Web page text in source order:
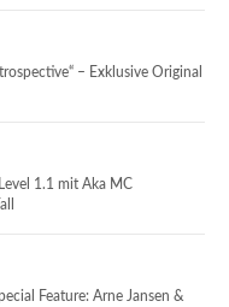
– Exklusive Original
1.1 mit Aka MC
Feature: Arne Jansen &